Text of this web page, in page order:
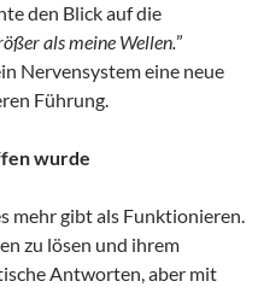
den Blick auf die
als meine Wellen.”
Nervensystem eine neue
Führung.
wurde
mehr gibt als Funktionieren.
zu lösen und ihrem
Antworten, aber mit